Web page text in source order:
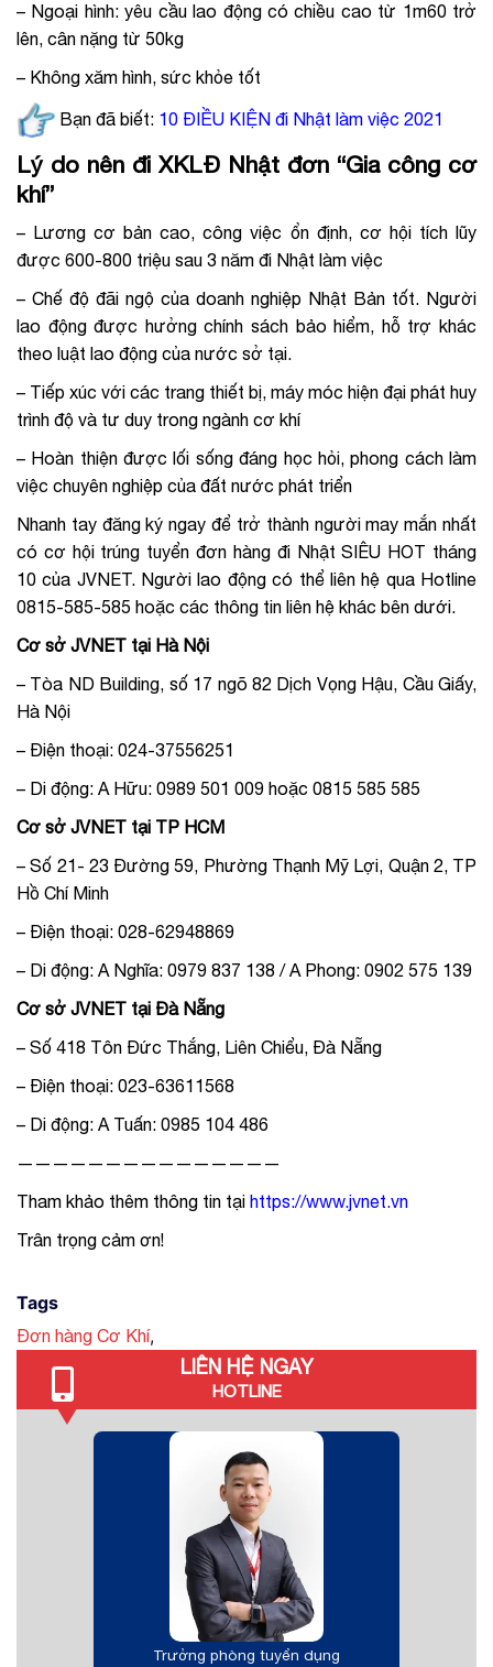
– Ngoại hình: yêu cầu lao động có chiều cao từ 1m60 trở
lên, cân nặng từ 50kg
– Không xăm hình, sức khỏe tốt
Bạn đã biết: 10 ĐIỀU KIỆN đi Nhật làm việc 2021
Lý do nên đi XKLĐ Nhật đơn “Gia công cơ
khí”
– Lương cơ bản cao, công việc ổn định, cơ hội tích lũy
được 600-800 triệu sau 3 năm đi Nhật làm việc
– Chế độ đãi ngộ của doanh nghiệp Nhật Bản tốt. Người
lao động được hưởng chính sách bảo hiểm, hỗ trợ khác
theo luật lao động của nước sở tại.
– Tiếp xúc với các trang thiết bị, máy móc hiện đại phát huy
trình độ và tư duy trong ngành cơ khí
– Hoàn thiện được lối sống đáng học hỏi, phong cách làm
việc chuyên nghiệp của đất nước phát triển
Nhanh tay đăng ký ngay để trở thành người may mắn nhất
có cơ hội trúng tuyển đơn hàng đi Nhật SIÊU HOT tháng
10 của JVNET. Người lao động có thể liên hệ qua Hotline
0815-585-585 hoặc các thông tin liên hệ khác bên dưới.
Cơ sở JVNET tại Hà Nội
– Tòa ND Building, số 17 ngõ 82 Dịch Vọng Hậu, Cầu Giấy,
Hà Nội
– Điện thoại: 024-37556251
– Di động: A Hữu: 0989 501 009 hoặc 0815 585 585
Cơ sở JVNET tại TP HCM
– Số 21- 23 Đường 59, Phường Thạnh Mỹ Lợi, Quận 2, TP
Hồ Chí Minh
– Điện thoại: 028-62948869
– Di động: A Nghĩa: 0979 837 138 / A Phong: 0902 575 139
Cơ sở JVNET tại Đà Nẵng
– Số 418 Tôn Đức Thắng, Liên Chiểu, Đà Nẵng
– Điện thoại: 023-63611568
– Di động: A Tuấn: 0985 104 486
———————————————
Tham khảo thêm thông tin tại https://www.jvnet.vn
Trân trọng cảm ơn!
Tags
Đơn hàng Cơ Khí,
LIÊN HỆ NGAY
HOTLINE
Trưởng phòng tuyển dụng